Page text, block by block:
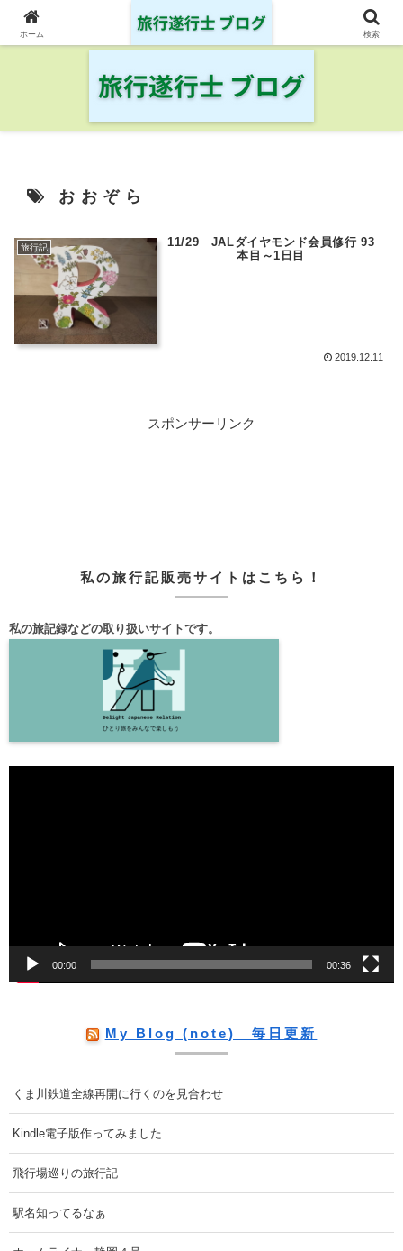
日本の鉄道・空港を制覇した旅行遂行士の旅の記録
おおぞら
旅行記
11/29 JALダイヤモンド会員修行 93
本目～1日目
2019.12.11
スポンサーリンク
私の旅行記販売サイトはこちら！
私の旅記録などの取り扱いサイトです。
00:00 00:36
My Blog (note) 毎日更新
くま川鉄道全線再開に行くのを見合わせ
Kindle電子版作ってみました
飛行場巡りの旅行記
駅名知ってるなぁ
ホーム 検索